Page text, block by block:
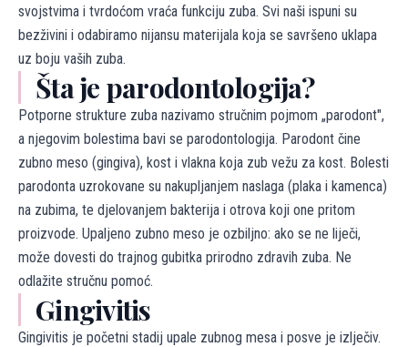
svojstvima i tvrdoćom vraća funkciju zuba. Svi naši ispuni su
bezživini i odabiramo nijansu materijala koja se savršeno uklapa
uz boju vaših zuba.
Šta je parodontologija?
Potporne strukture zuba nazivamo stručnim pojmom „parodont",
a njegovim bolestima bavi se parodontologija. Parodont čine
zubno meso (gingiva), kost i vlakna koja zub vežu za kost. Bolesti
parodonta uzrokovane su nakupljanjem naslaga (plaka i kamenca)
na zubima, te djelovanjem bakterija i otrova koji one pritom
proizvode. Upaljeno zubno meso je ozbiljno: ako se ne liječi,
može dovesti do trajnog gubitka prirodno zdravih zuba. Ne
odlažite stručnu pomoć.
Gingivitis
Gingivitis je početni stadij upale zubnog mesa i posve je izlječiv.